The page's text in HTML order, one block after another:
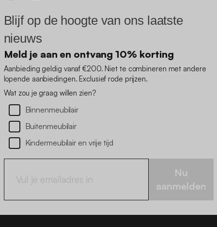
Blijf op de hoogte van ons laatste
nieuws
Meld je aan en ontvang 10% korting
Aanbieding geldig vanaf €200. Niet te combineren met andere
lopende aanbiedingen. Exclusief rode prijzen.
Wat zou je graag willen zien?
Binnenmeubilair
Buitenmeubilair
Kindermeubilair en vrije tijd
Nu
aanmelden